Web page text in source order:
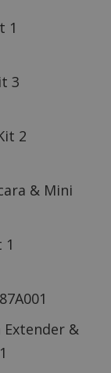
1
3
2
& Mini
1
Extender &